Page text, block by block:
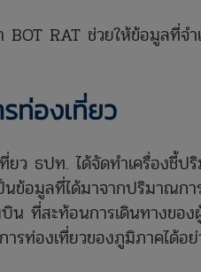
RAT ช่วยให้ข้อมูลที่จำ
ท่องเที่ยว
ธปท. ได้จัดทำเครื่องชี้ปริ
ข้อมูลที่ได้มาจากปริมาณก
น ที่สะท้อนการเดินทางของ
รท่องเที่ยวของภูมิภาคได้อย่